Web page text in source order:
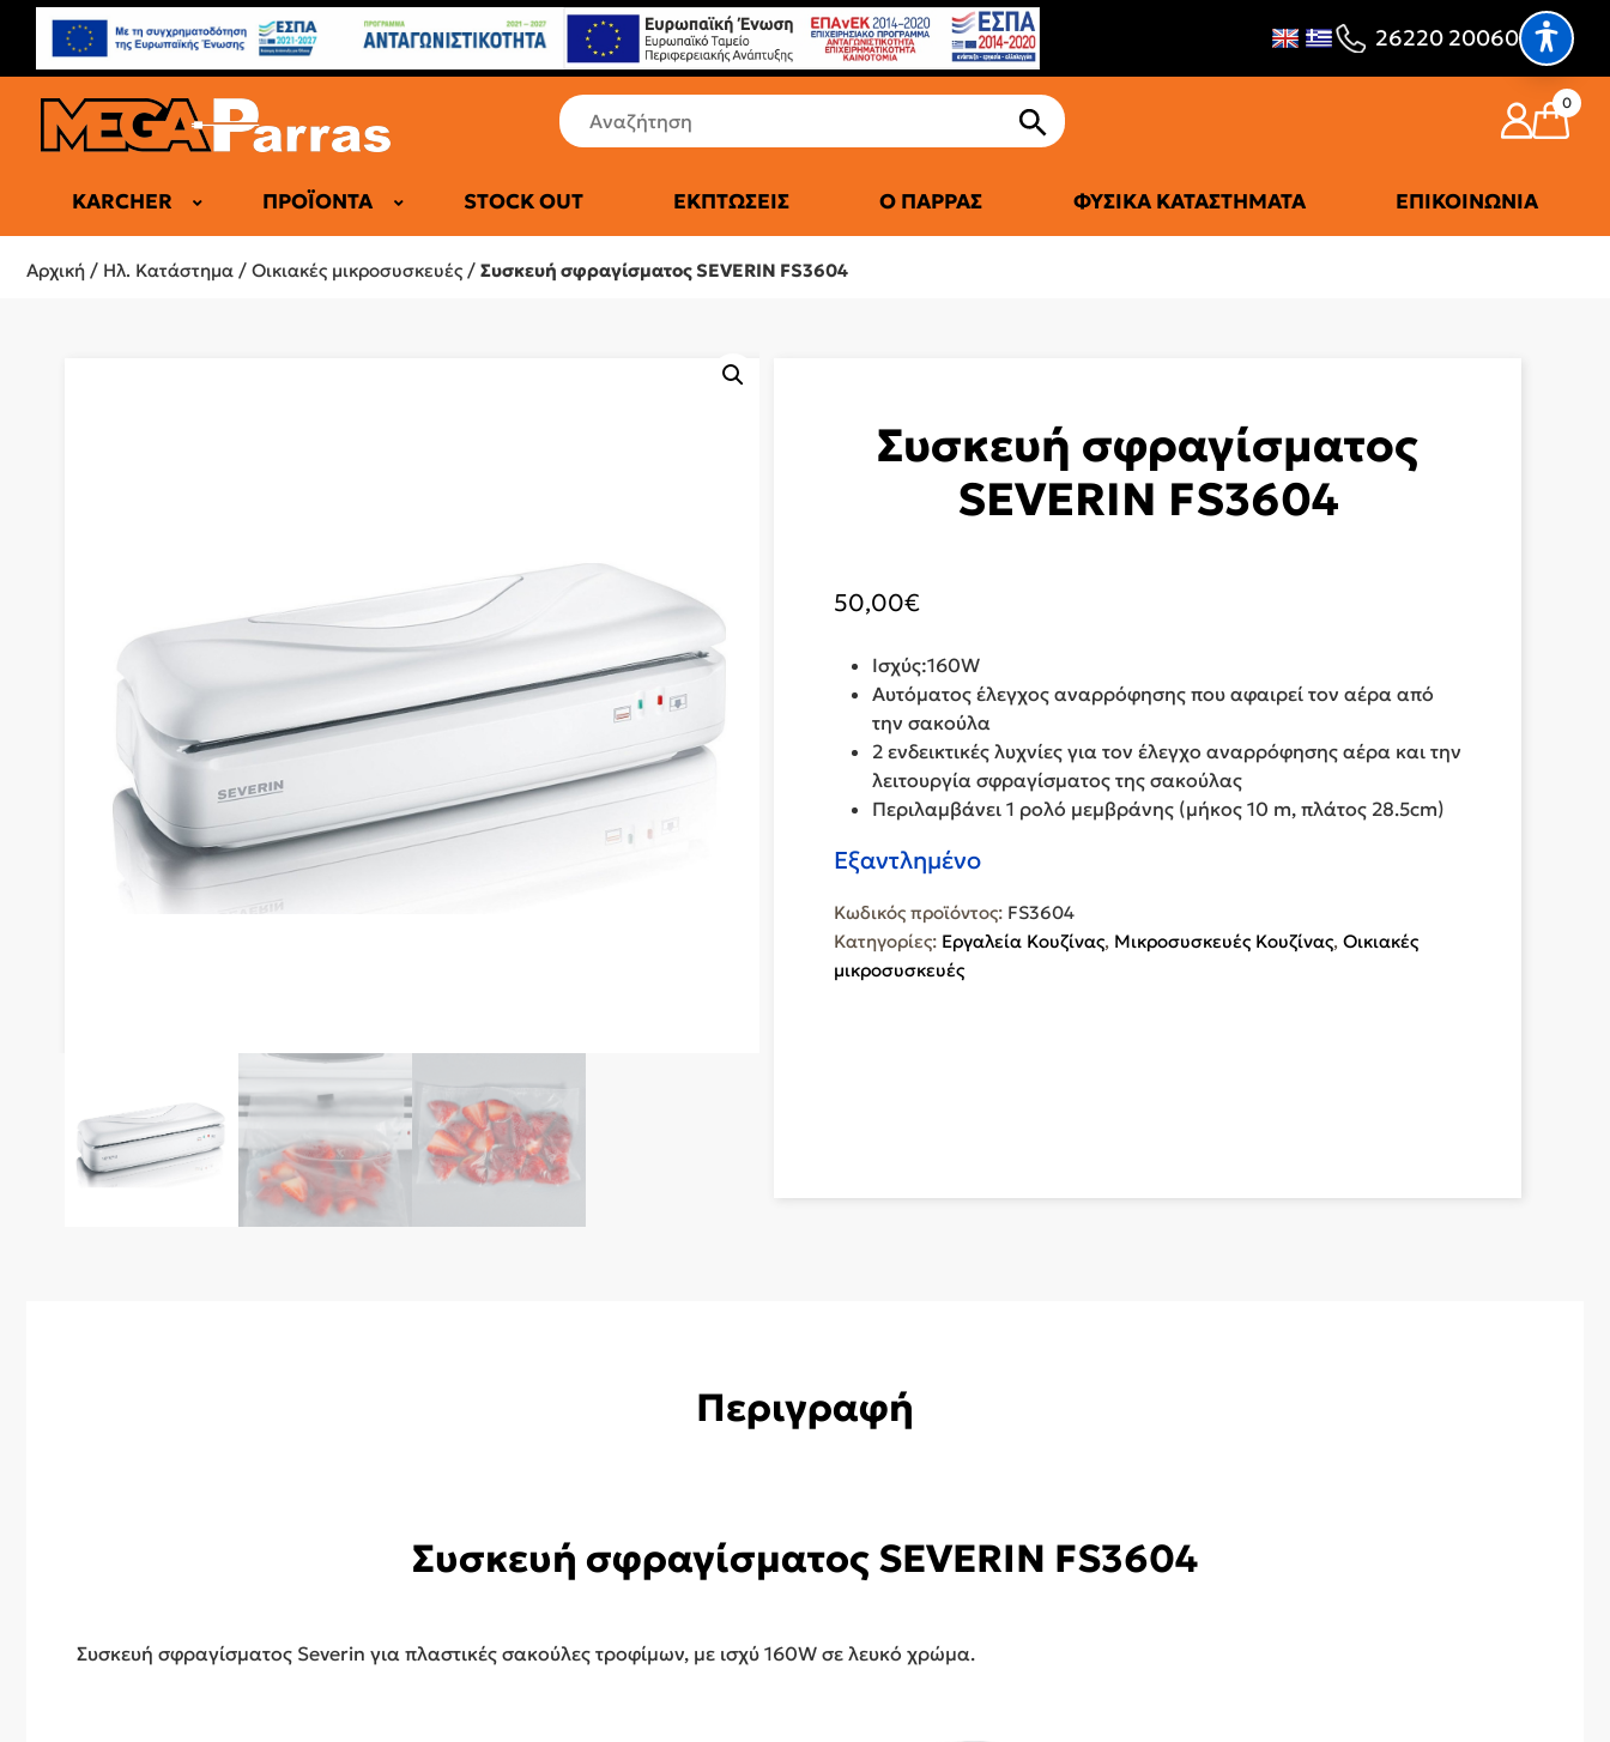
26220 20060
0
KARCHER ΠΡΟΪΌΝΤΑ
ΕΠΑΓΓΕΛΜΑΤΙΚΆ ΨΥΓΕΊΑ
STOCK OUT ΕΚΠΤΏΣΕΙΣ Ο ΠΑΡΡΆΣ ΦΥΣΙΚΆ ΚΑΤΑΣΤΉΜΑΤΑ ΕΠΙΚΟΙΝΩΝΊΑ
Αρχική / Ηλ. Κατάστημα / Οικιακές μικροσυσκευές / Συσκευή σφραγίσματος SEVERIN FS3604
Συσκευή σφραγίσματος
SEVERIN FS3604
50,00€
Ισχύς:160W
Αυτόματος έλεγχος αναρρόφησης που αφαιρεί τον αέρα από
την σακούλα
2 ενδεικτικές λυχνίες για τον έλεγχο αναρρόφησης αέρα και την
λειτουργία σφραγίσματος της σακούλας
Περιλαμβάνει 1 ρολό μεμβράνης (μήκος 10 m, πλάτος 28.5cm)
Εξαντλημένο
Κωδικός προϊόντος: FS3604
Κατηγορίες: Εργαλεία Κουζίνας, Μικροσυσκευές Κουζίνας, Οικιακές
μικροσυσκευές
Περιγραφή
Συσκευή σφραγίσματος SEVERIN FS3604
Συσκευή σφραγίσματος Severin για πλαστικές σακούλες τροφίμων, με ισχύ 160W σε λευκό χρώμα.